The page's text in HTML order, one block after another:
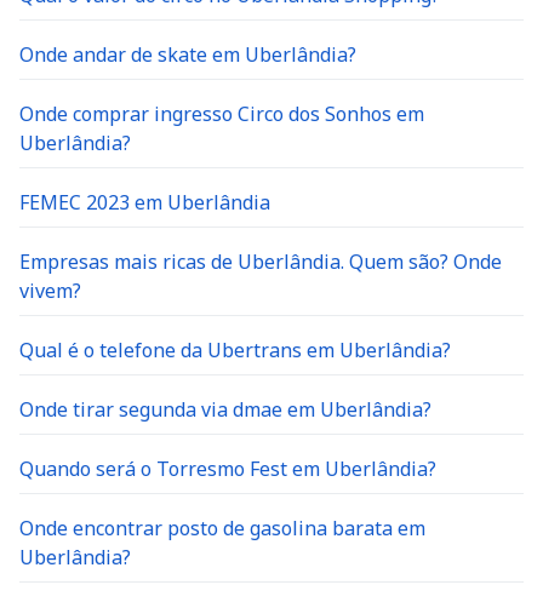
Onde andar de skate em Uberlândia?
Onde comprar ingresso Circo dos Sonhos em
Uberlândia?
FEMEC 2023 em Uberlândia
Empresas mais ricas de Uberlândia. Quem são? Onde
vivem?
Qual é o telefone da Ubertrans em Uberlândia?
Onde tirar segunda via dmae em Uberlândia?
Quando será o Torresmo Fest em Uberlândia?
Onde encontrar posto de gasolina barata em
Uberlândia?